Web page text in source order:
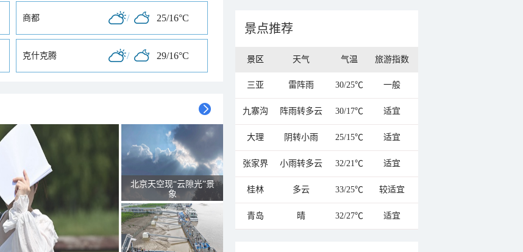
商都 / 25/16°C
克什克腾 / 29/16°C
北京天空现“云隙光”景
象
景点推荐
景区 天气 气温 旅游指数
三亚 雷阵雨 30/25℃ 一般
九寨沟 阵雨转多云 30/17℃ 适宜
大理 阴转小雨 25/15℃ 适宜
张家界 小雨转多云 32/21℃ 适宜
桂林 多云 33/25℃ 较适宜
青岛 晴 32/27℃ 适宜